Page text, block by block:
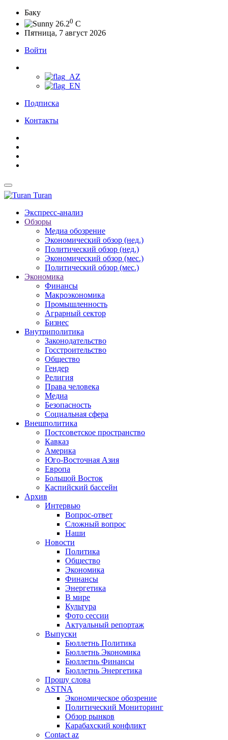
Баку
26.20 C
Пятница, 7 август 2026
Войти
Подписка
Контакты
Turan
Экспресс-анализ
Обзоры
Медиа обозрение
Экономический обзор (нед.)
Политический обзор (нед.)
Экономический обзор (мес.)
Политический обзор (мес.)
Экономика
Финансы
Макроэкономика
Промышленность
Аграрный сектор
Бизнес
Внутриполитика
Законодательство
Госстроительство
Общество
Гендер
Религия
Права человека
Медиа
Безопасность
Социальная сфера
Внешполитика
Постсоветское пространство
Кавказ
Америка
Юго-Восточная Азия
Европа
Большой Восток
Каспийский бассейн
Архив
Интервью
Вопрос-ответ
Сложный вопрос
Наши
Новости
Политика
Общество
Экономика
Финансы
Энергетика
В мире
Культура
Фото сессии
Актуальный репортаж
Выпуски
Бюллетнь Политика
Бюллетнь Экономика
Бюллетнь Финансы
Бюллетнь Энергетика
Прошу слова
ASTNA
Экономическое обозрение
Политический Мониторинг
Обзор рынков
Карабахский конфликт
Contact az